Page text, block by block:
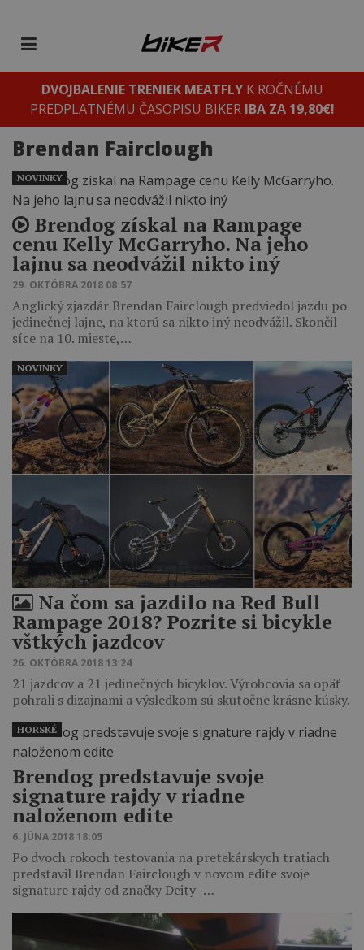
DVOJBALENIE TRENIEK MEATFLYK ROČNÉMU
PREDPLATNÉMU ČASOPISU BIKER IBA ZA 19,80€!
Brendan Fairclough
Brendog získal na Rampage
cenu Kelly McGarryho. Na jeho
lajnu sa neodvážil nikto iný
29. OKTÓBRA 2018 08:57
Anglický zjazdár Brendan Fairclough predviedol jazdu po
jedinečnej lajne, na ktorú sa nikto iný neodvážil. Skončil
síce na 10. mieste,…
NOVINKY
Na čom sa jazdilo na Red Bull
Rampage 2018? Pozrite si bicykle
vštkých jazdcov
26. OKTÓBRA 2018 13:24
21 jazdcov a 21 jedinečných bicyklov. Výrobcovia sa opäť
pohrali s dizajnami a výsledkom sú skutočne krásne kúsky.
NOVINKY
Brendog predstavuje svoje
signature rajdy v riadne
naloženom edite
6. JÚNA 2018 18:05
Po dvoch rokoch testovania na pretekárskych tratiach
predstavil Brendan Fairclough v novom edite svoje
signature rajdy od značky Deity -…
HORSKÉ